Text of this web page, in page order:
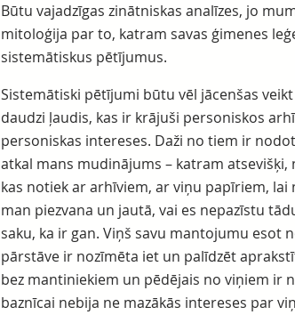
Būtu vajadzīgas zinātniskas analīzes, jo
mitoloģija par to, katram savas ģimenes
sistemātiskus pētījumus.
Sistemātiski pētījumi būtu vēl jācenšas
daudzi ļaudis, kas ir krājuši personiskos
personiskas intereses. Daži no tiem ir
atkal mans mudinājums – katram
kas notiek ar arhīviem, ar viņu papīriem, lai
man piezvana un jautā, vai es nepazīstu
saku, ka ir gan. Viņš savu mantojumu esot
pārstāve ir nozīmēta iet un palīdzēt
bez mantiniekiem un pēdējais no viņiem ir
baznīcai nebija ne mazākās intereses par